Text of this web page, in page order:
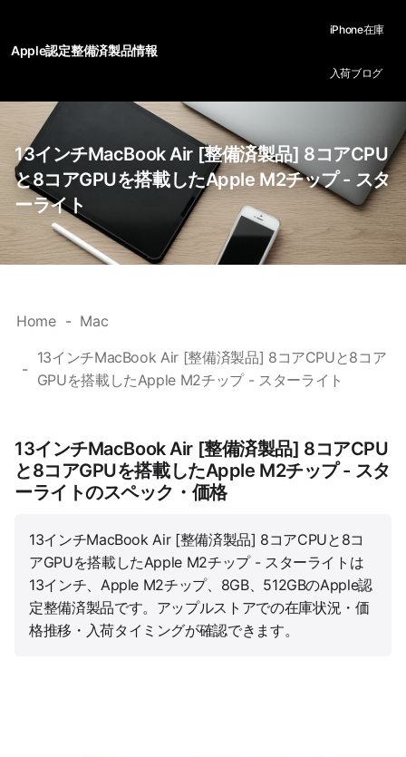
Apple認定整備済製品情報
iPhone在庫
入荷ブログ
13インチMacBook Air [整備済製品] 8コアCPU
と8コアGPUを搭載したApple M2チップ - スタ
ーライト
Home Mac
13インチMacBook Air [整備済製品] 8コアCPUと8コア
GPUを搭載したApple M2チップ - スターライト
13インチMacBook Air [整備済製品] 8コアCPU
と8コアGPUを搭載したApple M2チップ - スタ
ーライトのスペック・価格
13インチMacBook Air [整備済製品] 8コアCPUと8コ
アGPUを搭載したApple M2チップ - スターライトは
13インチ、Apple M2チップ、8GB、512GBのApple認
定整備済製品です。アップルストアでの在庫状況・価
格推移・入荷タイミングが確認できます。